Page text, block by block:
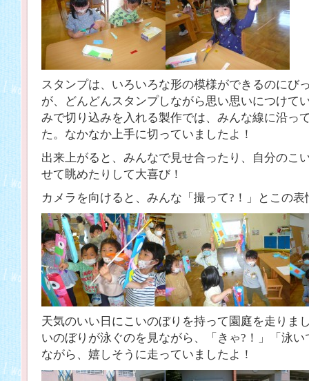
スタンプは、いろいろな形の模様ができるのにび
が、どんどんスタンプしながら思い思いにつけて
みで切り込みを入れる製作では、みんな線に沿っ
た。なかなか上手に切っていましたよ！
出来上がると、みんなで見せ合ったり、自分のこ
せて眺めたりして大喜び！
カメラを向けると、みんな「撮って?！」とこの表
天気のいい日にこいのぼりを持って園庭を走りま
いのぼりが泳ぐのを見ながら、「きゃ?！」「泳
ながら、嬉しそうに走っていましたよ！